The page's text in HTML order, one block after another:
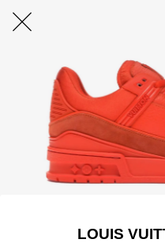
LOUIS